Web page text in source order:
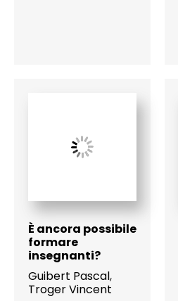
È ancora possibile
formare
insegnanti?
Guibert Pascal,
Troger Vincent